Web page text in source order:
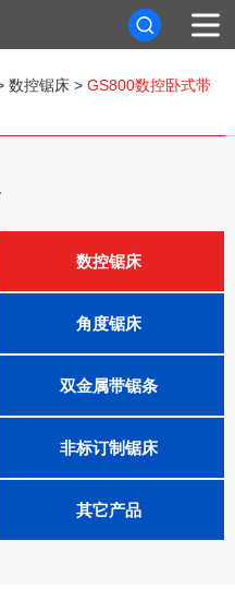
数控锯床> GS800数控卧式带
数控锯床
角度锯床
双金属带锯条
非标订制锯床
其它产品